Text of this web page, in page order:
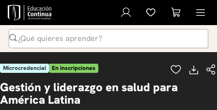
¿Qué quieres aprender?
1.
inteligencia artificial
2.
ia
3.
curso
Microcredencial En inscripciones
Gestión y liderazgo en salud para
América Latina